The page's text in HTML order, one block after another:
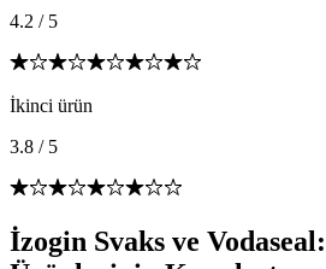
4.2 / 5
İkinci ürün
3.8 / 5
İzogin Svaks ve Vodaseal: